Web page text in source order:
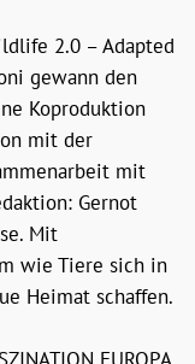
2.0 – Adapted
gewann den
Koproduktion
mit der
mit
Gernot
Mit
wie Tiere sich in
Heimat schaffen.